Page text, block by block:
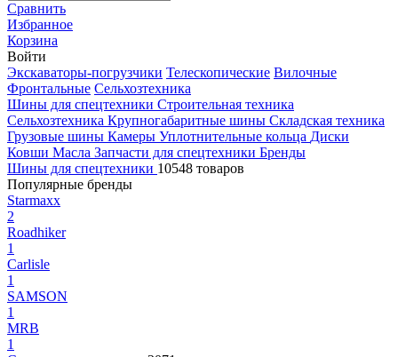
Сравнить
Избранное
Корзина
Войти
Экскаваторы-погрузчики Телескопические Вилочные
Фронтальные Сельхозтехника
Шины для спецтехники Строительная техника
Сельхозтехника Крупногабаритные шины Складская техника
Грузовые шины Камеры Уплотнительные кольца Диски
Ковши Масла Запчасти для спецтехники Бренды
Шины для спецтехники 10548 товаров
Популярные бренды
Starmaxx
2
Roadhiker
1
Carlisle
1
SAMSON
1
MRB
1